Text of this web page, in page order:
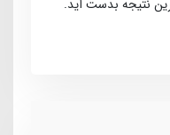
نتیجه بدست آید.